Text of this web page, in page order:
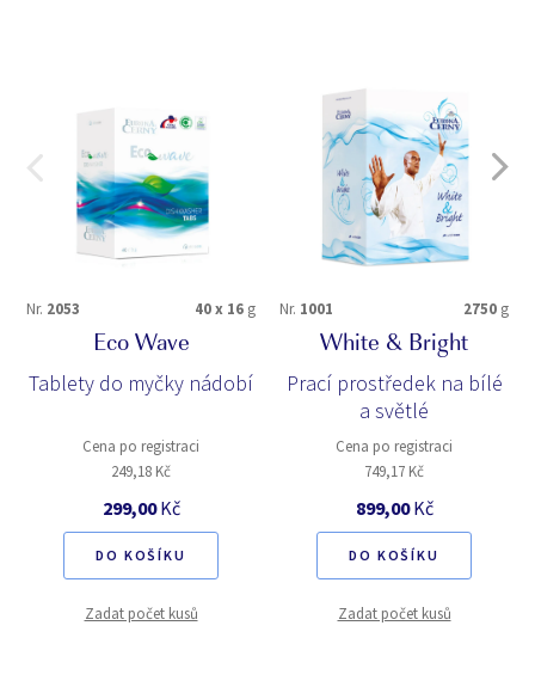
Nr. 2053 40 x 16 g
Eco Wave
Tablety do myčky nádobí
Cena po registraci
249,18 Kč
299,00Kč
DO KOŠÍKU
Zadat počet kusů
Nr. 1001 2750 g
White & Bright
Prací prostředek na bílé
a světlé
Cena po registraci
749,17 Kč
899,00Kč
DO KOŠÍKU
Zadat počet kusů